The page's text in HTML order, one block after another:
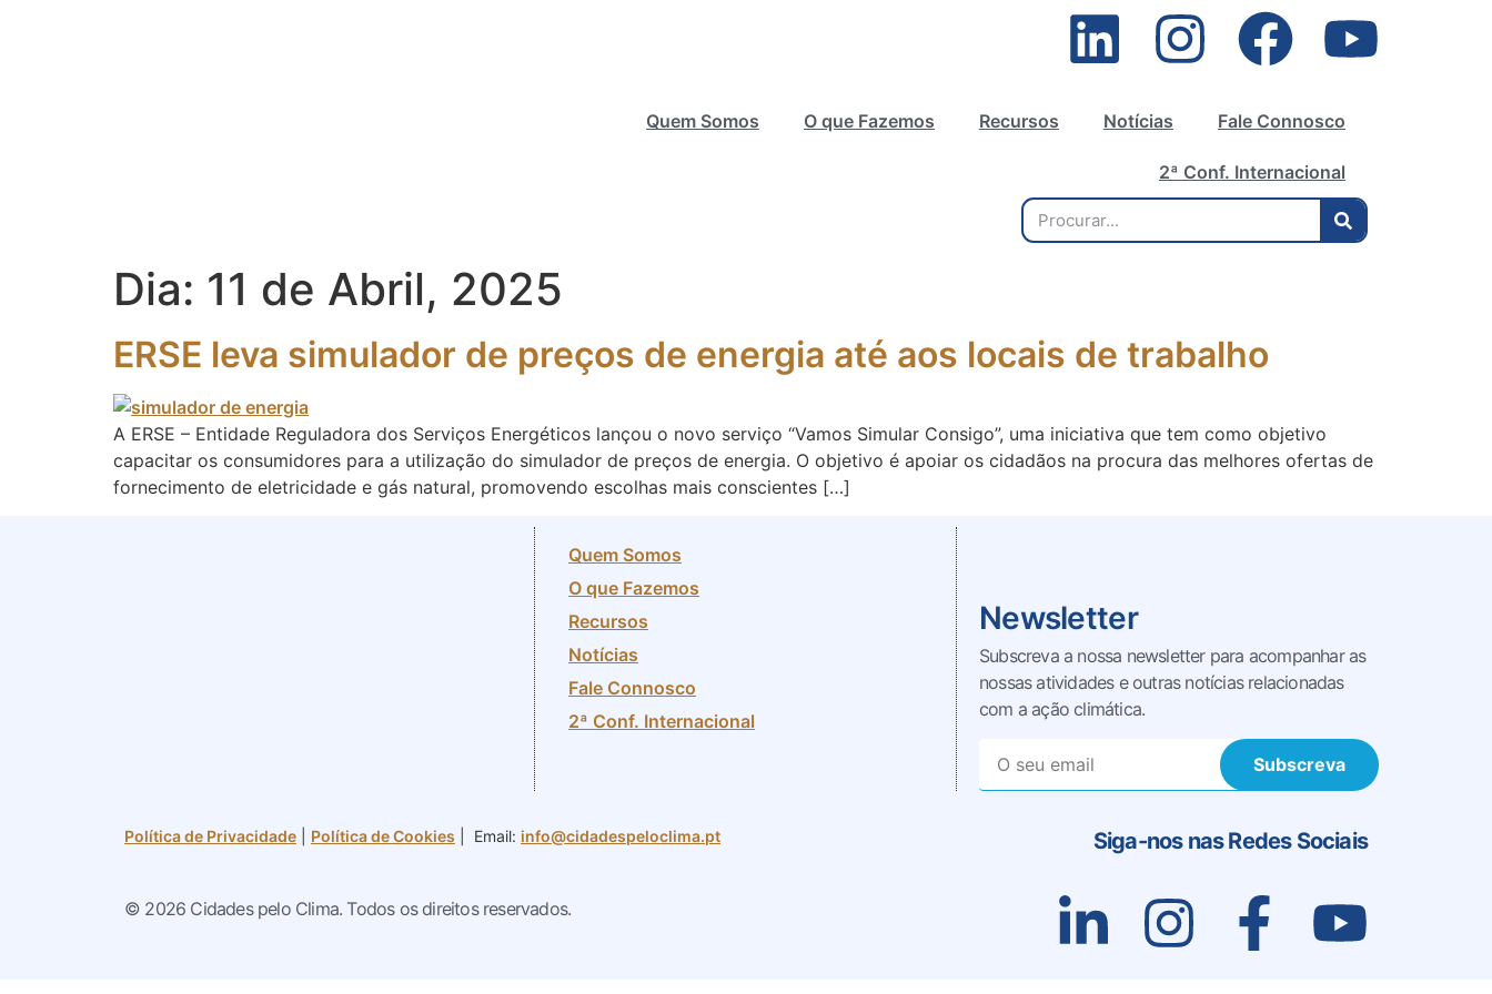
Quem Somos O que Fazemos Recursos Notícias Fale Connosco
2ª Conf. Internacional
Dia: 11 de Abril, 2025
ERSE leva simulador de preços de energia até aos locais de trabalho
A ERSE – Entidade Reguladora dos Serviços Energéticos lançou o novo serviço “Vamos Simular Consigo”, uma iniciativa que tem como objetivo
capacitar os consumidores para a utilização do simulador de preços de energia. O objetivo é apoiar os cidadãos na procura das melhores ofertas de
fornecimento de eletricidade e gás natural, promovendo escolhas mais conscientes […]
Quem Somos
O que Fazemos
Recursos
Notícias
Fale Connosco
2ª Conf. Internacional
Newsletter
Subscreva a nossa newsletter para acompanhar as
nossas atividades e outras notícias relacionadas
com a ação climática.
Subscreva
Política de Privacidade Política de Cookies | Email: info@cidadespeloclima.pt Siga-nos nas Redes Sociais
© 2026 Cidades pelo Clima. Todos os direitos reservados.